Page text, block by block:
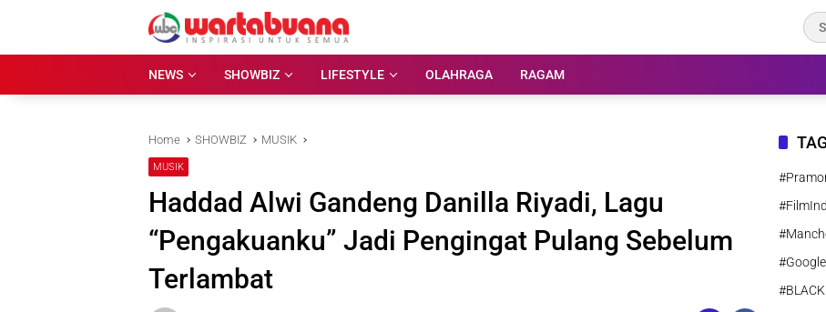
NEWS
SHOWBIZ LIFESTYLE OLAHRAGA RAGAM
Home SHOWBIZ MUSIK
MUSIK
Haddad Alwi Gandeng Danilla Riyadi, Lagu
“Pengakuanku” Jadi Pengingat Pulang Sebelum
Terlambat